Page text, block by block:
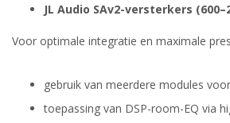
JL Audio SAv2-versterkers
Voor optimale integratie en maximale
gebruik van meerdere modules
toepassing van DSP-room-EQ via